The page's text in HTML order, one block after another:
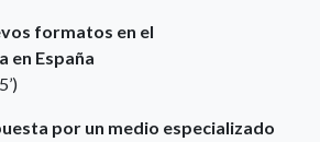
formatos en el
en España
por un medio especializado